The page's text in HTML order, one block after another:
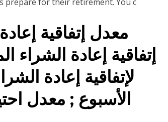
معدل إتفاقية
إتفاقية إعادة
لإتفاقية إعادة
الأسبوع ; معدل